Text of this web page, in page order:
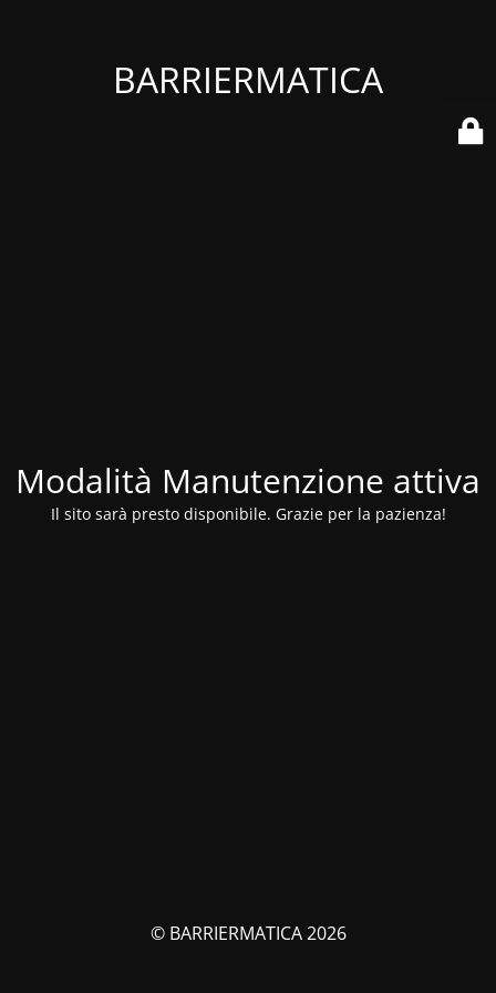
BARRIERMATICA
Modalità Manutenzione attiva
Il sito sarà presto disponibile. Grazie per la pazienza!
© BARRIERMATICA 2026